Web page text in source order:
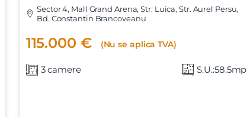
Sector 4, Mall Grand Arena, Str. Luica, Str. Aurel Persu,
Bd. Constantin Brancoveanu
115.000 € (Nu se aplica TVA)
3 camere S.U.:58.5mp